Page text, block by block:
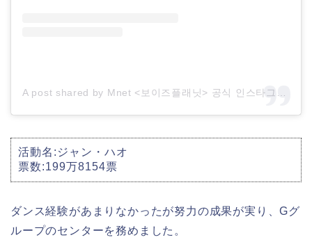
活動名:ジャン・ハオ
票数:199万8154票
ダンス経験があまりなかったが努力の成果が実り、Gグ
ループのセンターを務めました。